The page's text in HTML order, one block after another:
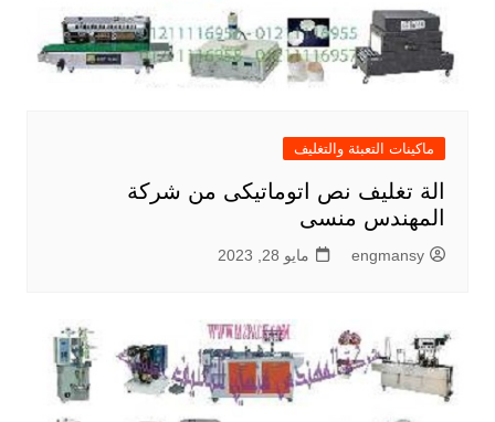
ماكينات التعبئة والتغليف
الة تغليف نص اتوماتيكى من شركة
المهندس منسى
engmansy مايو 28, 2023